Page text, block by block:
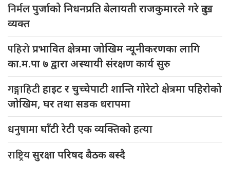
निर्मलपुर्जाको निधनप्रति बेलायती राजकुमारले गरे दुःख
व्यक्त
पहिरोप्रभावित क्षेत्रमा जोखिम न्यूनीकरणका लागि
का.म.पा ७ द्वारा अस्थायी संरक्षण कार्य सुरु
गङ्गाहिटीहाइट र चुच्चेपाटी शान्ति गोरेटो क्षेत्रमा पहिरोको
जोखिम, घर तथा सडक धरापमा
धनुषामाघाँटी रेटी एक व्यक्तिको हत्या
राष्ट्रियसुरक्षा परिषद बैठक बस्दै